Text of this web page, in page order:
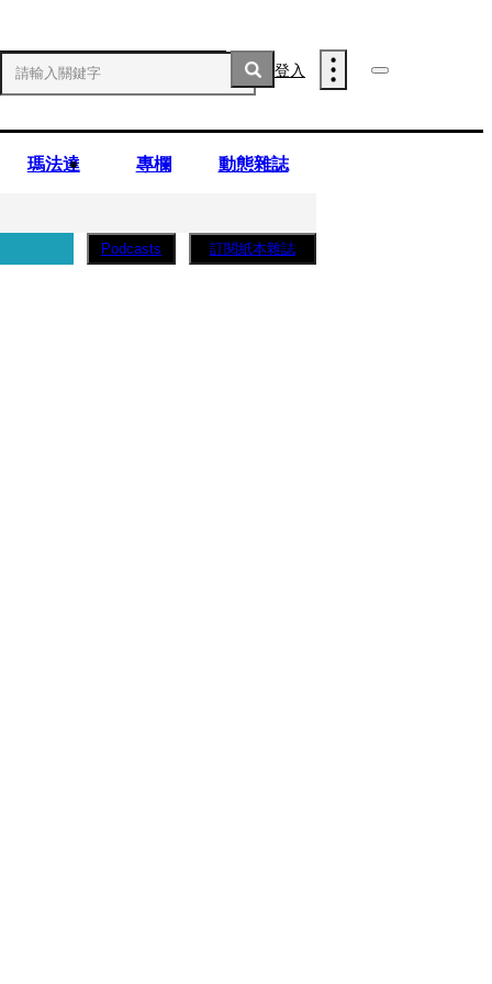
登入
瑪法達 專欄 動態雜誌
Podcasts 訂閱紙本雜誌